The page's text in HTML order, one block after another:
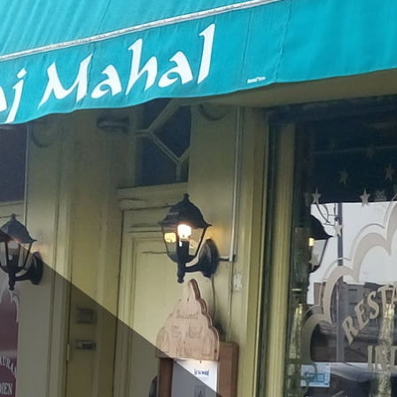
Blog
Newsletter
Contact
Galerie